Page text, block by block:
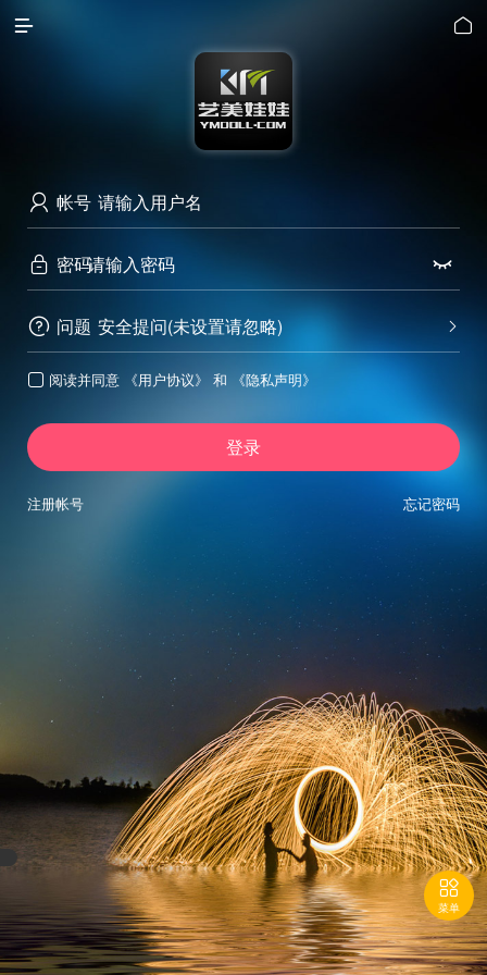
 
 帐号
 密码 
 问题 
安全提问(未设置请忽略)
 阅读并同意 《用户协议》 和 《隐私声明》
登录
忘记密码
注册帐号

菜单